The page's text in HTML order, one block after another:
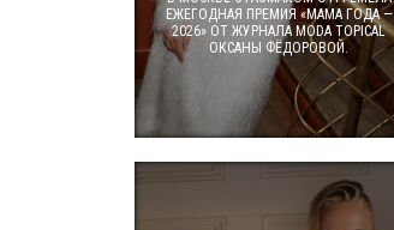
ЕЖЕГОДНАЯ ПРЕМИЯ «МАМА ГОДА —
2026» ОТ ЖУРНАЛА MODA TOPICAL
ОКСАНЫ ФЁДОРОВОЙ.